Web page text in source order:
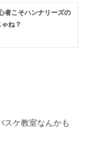
者こそハンナリーズの
ね？
スケ教室なんかも